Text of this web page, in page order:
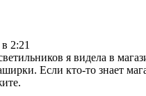
2:21
я видела в
Если кто-то знает